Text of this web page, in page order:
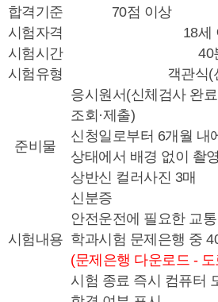
합격기준
70점 이상
시험자격
18세
시험시간
40
시험유형
객관식(
준비물
응시원서(신체검사 완
조회·제출)
신청일로부터 6개월 내
상태에서 배경 없이 촬
상반신 컬러사진 3매
신분증
시험내용
안전운전에 필요한 교
학과시험 문제은행 중
(문제은행 다운로드 -
시험 종료 즉시 컴퓨터